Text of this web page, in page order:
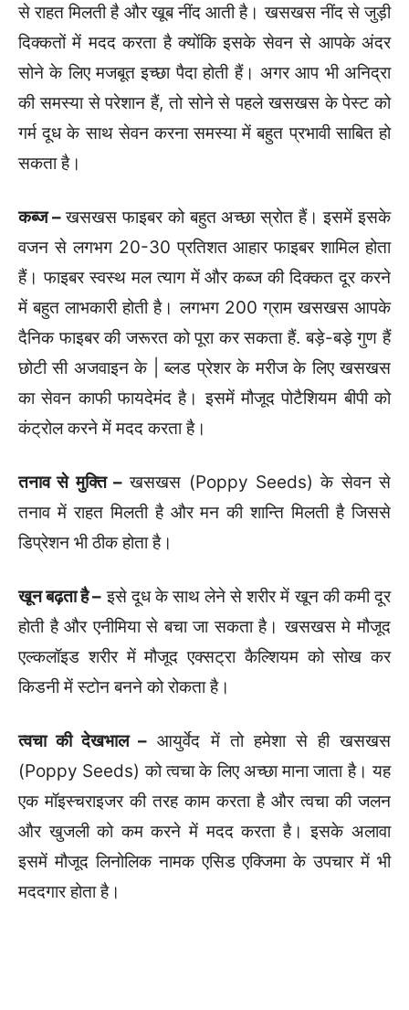
से राहत मिलती है और खूब नींद आती है। खसखस नींद से जुड़ी
दिक्कतों में मदद करता है क्योंकि इसके सेवन से आपके अंदर
सोने के लिए मजबूत इच्छा पैदा होती हैं। अगर आप भी अनिद्रा
की समस्या से परेशान हैं, तो सोने से पहले खसखस के पेस्ट को
गर्म दूध के साथ सेवन करना समस्या में बहुत प्रभावी साबित हो
सकता है।
कब्ज –खसखस फाइबर को बहुत अच्छा स्रोत हैं। इसमें इसके
वजन से लगभग 20-30 प्रतिशत आहार फाइबर शामिल होता
हैं। फाइबर स्वस्थ मल त्याग में और कब्ज की दिक्कत दूर करने
में बहुत लाभकारी होती है। लगभग 200 ग्राम खसखस आपके
दैनिक फाइबर की जरूरत को पूरा कर सकता हैं. बड़े-बड़े गुण हैं
छोटी सी अजवाइन के | ब्लड प्रेशर के मरीज के लिए खसखस
का सेवन काफी फायदेमंद है। इसमें मौजूद पोटैशियम बीपी को
कंट्रोल करने में मदद करता है।
तनाव से मुक्ति – खसखस (Poppy Seeds) के सेवन से
तनाव में राहत मिलती है और मन की शान्ति मिलती है जिससे
डिप्रेशन भी ठीक होता है।
खून बढ़ता है – इसे दूध के साथ लेने से शरीर में खून की कमी दूर
होती है और एनीमिया से बचा जा सकता है। खसखस मे मौजूद
एल्कलॉइड शरीर में मौजूद एक्सट्रा कैल्शियम को सोख कर
किडनी में स्टोन बनने को रोकता है।
त्वचा की देखभाल – आयुर्वेद में तो हमेशा से ही खसखस
(Poppy Seeds) को त्वचा के लिए अच्छा माना जाता है। यह
एक मॉइस्चराइजर की तरह काम करता है और त्वचा की जलन
और खुजली को कम करने में मदद करता है। इसके अलावा
इसमें मौजूद लिनोलिक नामक एसिड एक्जिमा के उपचार में भी
मददगार होता है।